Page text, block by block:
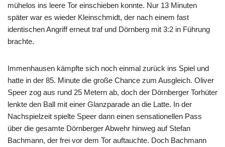
mühelos ins leere Tor einschieben konnte. Nur 13 Minuten
später war es wieder Kleinschmidt, der nach einem fast
identischen Angriff erneut traf und Dörnberg mit 3:2 in Führung
brachte.
Immenhausen kämpfte sich noch einmal zurück ins Spiel und
hatte in der 85. Minute die große Chance zum Ausgleich. Oliver
Speer zog aus rund 25 Metern ab, doch der Dörnberger Torhüter
lenkte den Ball mit einer Glanzparade an die Latte. In der
Nachspielzeit spielte Speer dann einen sensationellen Pass
über die gesamte Dörnberger Abwehr hinweg auf Stefan
Bachmann, der frei vor dem Tor auftauchte. Doch Bachmann